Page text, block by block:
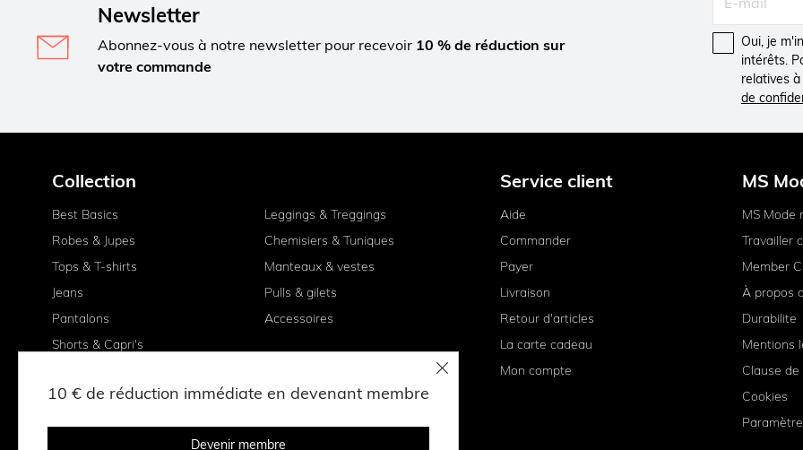
Newsletter
Abonnez-vous à notre newsletter pour recevoir 10 % de réduction sur
votre commande
Oui, je
intérêts.
relatives
de
Collection
Best Basics
Robes & Jupes
Tops & T-shirts
Jeans
Pantalons
Shorts & Capri's
Leggings & Treggings
Chemisiers & Tuniques
Manteaux & vestes
Pulls & gilets
Accessoires
Service client
Aide
Commander
Payer
Livraison
Retour d'articles
La carte cadeau
Mon compte
MS
MS Mode
Travailler
Member
À propos
Durabilite
Mentions
Clause
Cookies
10 € de réduction immédiate en devenant membre
Devenir membre